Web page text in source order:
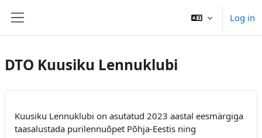
Log in
DTO Kuusiku Lennuklubi
Kuusiku Lennuklubi on asutatud 2023 aastal eesmärgiga
taasalustada purilennuõpet Põhja-Eestis ning